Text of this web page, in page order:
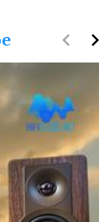
navigate_next
navigate_before